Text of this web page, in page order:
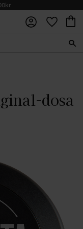
dosa